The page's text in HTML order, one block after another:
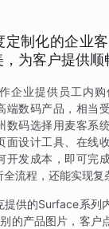
定制化的企业
为客户提供
企业提供员工内
端数码产品，相当
数码选择用麦客系
面设计工具、在线
开发成本，即可
流程，还能实现复
提供的Surface系列
的产品图片，客户